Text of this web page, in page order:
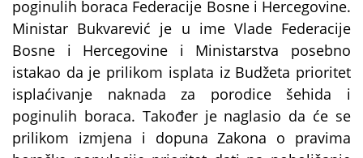
poginulih boraca Federacije Bosne i Hercegovine.
Ministar Bukvarević je u ime Vlade Federacije
Bosne i Hercegovine i Ministarstva posebno
istakao da je prilikom isplata iz Budžeta prioritet
isplaćivanje naknada za porodice šehida i
poginulih boraca. Također je naglasio da će se
prilikom izmjena i dopuna Zakona o pravima